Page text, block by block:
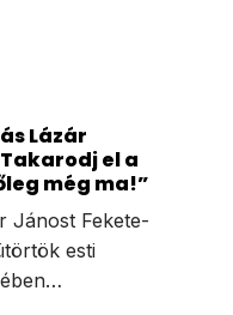
Lázár
el a
még ma!”
Jánost Fekete-
esti